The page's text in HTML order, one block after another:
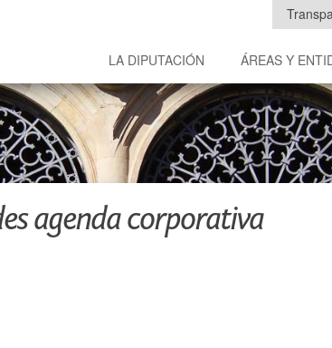
LA DIPUTACIÓN ÁREAS Y
agenda corporativa